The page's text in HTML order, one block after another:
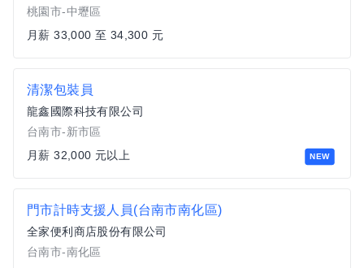
桃園市-中壢區
月薪 33,000 至 34,300 元
NEW
清潔包裝員
龍鑫國際科技有限公司
台南市-新市區
月薪 32,000 元以上
門市計時支援人員(台南市南化區)
全家便利商店股份有限公司
台南市-南化區